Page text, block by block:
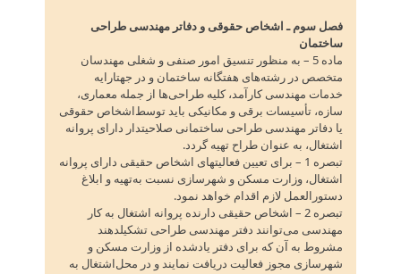
فصل سوم ـ اشخاص حقوقی و دفاتر مهندسی طراحی
ساختمان
ماده 5 – به منظور تنسیق امور صنفی و شغلی مهندسان
متخصص در رشته‌های هفتگانه ساختمان و در جهتارایه
خدمات مهندسی کارآمد، کلیه طراحی‌ها از جمله معماری‌،
سازه‌، تأسیسات برقی و مکانیکی باید توسط‌اشخاص حقوقی
یا دفاتر مهندسی طراحی ساختمانی صلاحیتدار دارای پروانه
اشتغال‌، به عنوان طراح تهیه گردد.
تبصره 1 – برای تعیین فعالیتهای اشخاص حقیقی دارای پروانه
اشتغال‌، وزارت مسکن و شهرسازی نسبت به‌تهیه و ابلاغ
دستورالعمل لازم اقدام خواهد نمود.
تبصره 2 – اشخاص حقیقی دارنده پروانه اشتغال به کار
مهندسی می‌توانند دفتر مهندسی طراحی تشکیلدهند
مشروط به آن که برای دفتر یادشده از وزارت مسکن و
شهرسازی مجوز فعالیت دریافت نمایند و در محل‌اشتغال به